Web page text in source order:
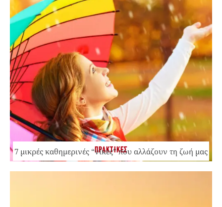
ΠΡΑΚΤΙΚΕΣ
7 μικρές καθημερινές “νίκες” που αλλάζουν τη ζωή μας